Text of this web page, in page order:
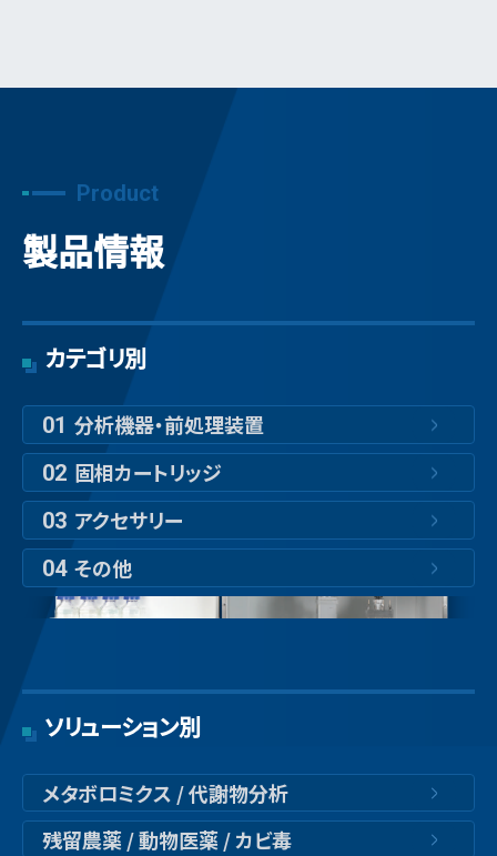
Product
製品情報
カテゴリ別
01 分析機器・前処理装置
02 固相カートリッジ
03 アクセサリー
04 その他
ソリューション別
メタボロミクス / 代謝物分析
残留農薬 / 動物医薬 / カビ毒